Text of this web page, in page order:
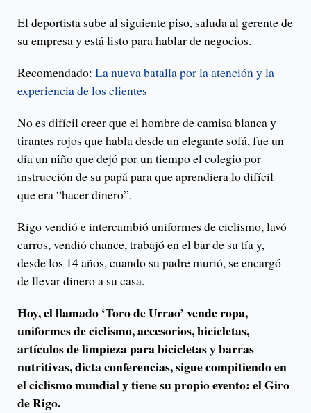
El deportista sube al siguiente piso, saluda al gerente de
su empresa y está listo para hablar de negocios.
Recomendado: La nueva batalla por la atención y la
experiencia de los clientes
No es difícil creer que el hombre de camisa blanca y
tirantes rojos que habla desde un elegante sofá, fue un
día un niño que dejó por un tiempo el colegio por
instrucción de su papá para que aprendiera lo difícil
que era “hacer dinero”.
Rigo vendió e intercambió uniformes de ciclismo, lavó
carros, vendió chance, trabajó en el bar de su tía y,
desde los 14 años, cuando su padre murió, se encargó
de llevar dinero a su casa.
Hoy, el llamado ‘Toro de Urrao’ vende ropa,
uniformes de ciclismo, accesorios, bicicletas,
artículos de limpieza para bicicletas y barras
nutritivas, dicta conferencias, sigue compitiendo en
el ciclismo mundial y tiene su propio evento: el Giro
de Rigo.